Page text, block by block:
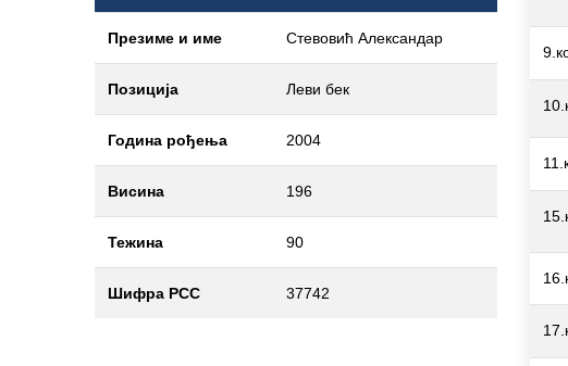
Презиме и име Стевовић Александар
Позиција Леви бек
Година рођења 2004
Висина 196
Тежина 90
Шифра РСС 37742